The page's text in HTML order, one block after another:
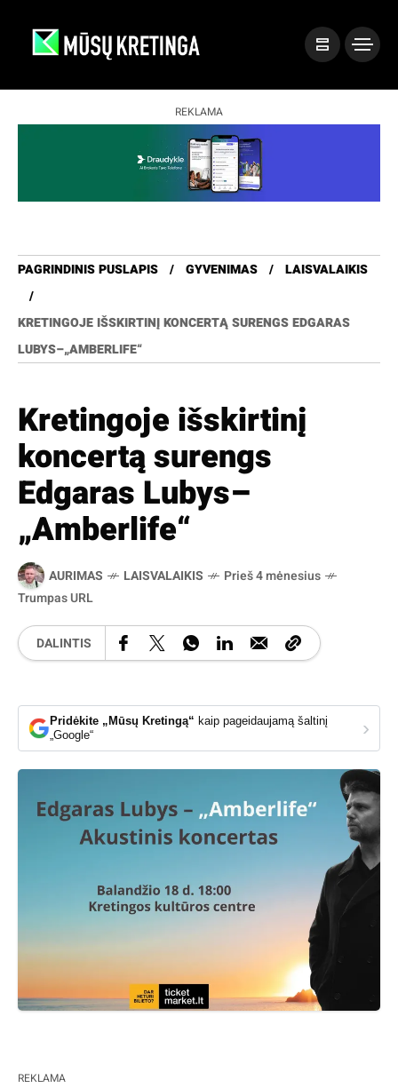
REKLAMA
PAGRINDINIS PUSLAPIS GYVENIMAS LAISVALAIKIS
KRETINGOJE IŠSKIRTINĮ KONCERTĄ SURENGS EDGARAS
LUBYS–„AMBERLIFE“
Kretingoje išskirtinį
koncertą surengs
Edgaras Lubys–
„Amberlife“
AURIMAS LAISVALAIKIS
Prieš 4 mėnesius
Trumpas URL
DALINTIS
Pridėkite „Mūsų Kretingą“ kaip pageidaujamą šaltinį
„Google“
›
REKLAMA